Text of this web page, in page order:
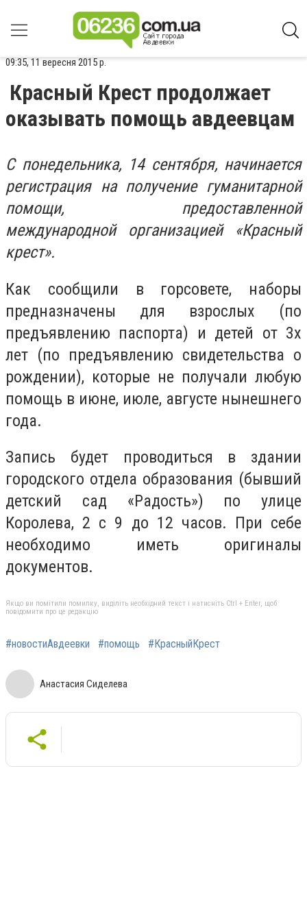
09:35, 11 вересня 2015 р.
Красный Крест продолжает
оказывать помощь авдеевцам
С понедельника, 14 сентября, начинается
регистрация на получение гуманитарной
помощи, предоставленной
международной организацией «Красный
крест».
Как сообщили в горсовете, наборы
предназначены для взрослых (по
предъявлению паспорта) и детей от 3х
лет (по предъявлению свидетельства о
рождении), которые не получали любую
помощь в июне, июле, августе нынешнего
года.
Запись будет проводиться в здании
городского отдела образования (бывший
детский сад «Радость») по улице
Королева, 2 с 9 до 12 часов. При себе
необходимо иметь оригиналы
документов.
Якщо ви помітили помилку, виділіть необхідний текст і натисніть Ctrl + Enter, щоб
повідомити про це редакцію
#новостиАвдеевки #помощь #КрасныйКрест
Анастасия Сиделева